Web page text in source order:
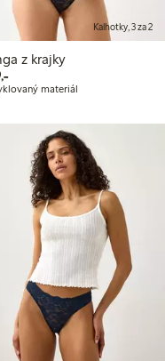
Kalhotky, 3 za 2
z krajky
199,00 Kč
materiál